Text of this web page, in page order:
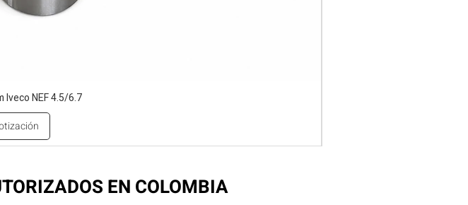
Iveco NEF 4.5/6.7
EN COLOMBIA